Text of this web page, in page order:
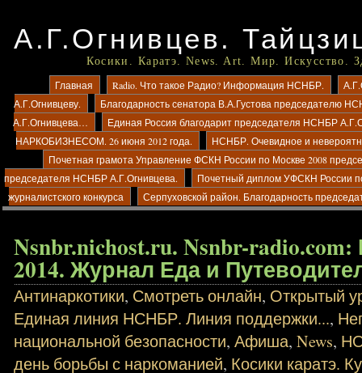
А.Г.Огнивцев.
Косики. Каратэ. News. Art. Мир. Искусство.
Главная Radio. Что такое Радио? Информация НСНБР.
А.Г.Огнивцеву.
Благодарность сенатора В.А.Густова председателю
А.Г.Огнивцева…
Единая Россия благодарит председателя НСНБР
НАРКОБИЗНЕСОМ. 26 июня 2012 года.
НСНБР. Очевидное и
Почетная грамота Управление ФСКН России по Москве 2008
председателя НСНБР А.Г.Огнивцева.
Почетный диплом УФСКН России
журналистского конкурса
Серпуховской район. Благодарность
Nsnbr.nichost.ru. Nsnbr-
2014. Журнал Еда и
Антинаркотики, Смотреть онлайн, Открытый
Единая линия НСНБР. Линия поддержки...,
национальной безопасности,Афиша,News,
день борьбы с наркоманией, Косики каратэ.